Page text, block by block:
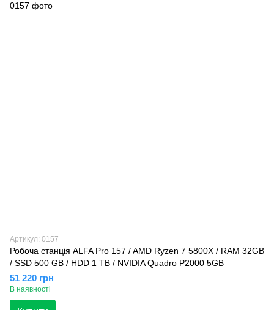
Артикул: 0157
Робоча станція ALFA Pro 157 / AMD Ryzen 7 5800X / RAM 32GB
/ SSD 500 GB / HDD 1 TB / NVIDIA Quadro P2000 5GB
51 220 грн
В наявності